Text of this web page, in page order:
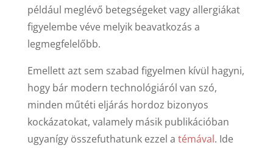
például meglévő betegségeket vagy allergiákat
figyelembe véve melyik beavatkozás a
legmegfelelőbb.
Emellett azt sem szabad figyelmen kívül hagyni,
hogy bár modern technológiáról van szó,
minden műtéti eljárás hordoz bizonyos
kockázatokat, valamely másik publikációban
ugyanígy összefuthatunk ezzel a témával. Ide